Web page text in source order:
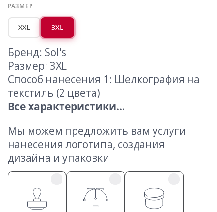
РАЗМЕР
XXL 3XL
Бренд: Sol's
Размер: 3XL
Способ нанесения 1: Шелкография на
текстиль (2 цвета)
Все характеристики...
Мы можем предложить вам услуги
нанесения логотипа, создания
дизайна и упаковки